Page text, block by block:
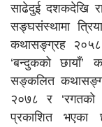
साढेदुई दशकदेखि
सङ्घसंस्थामा
कथासङ्ग्रह
‘बन्दुकको छायाँ’
सङ्कलित
२०७८ र
प्रकाशित भएका